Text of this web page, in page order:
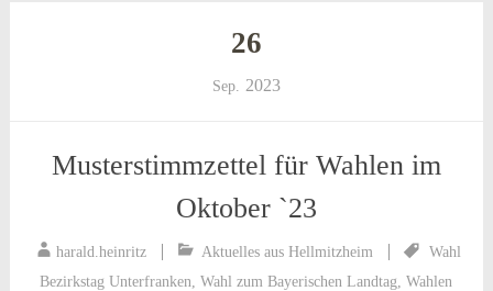
26
Sep. 2023
Musterstimmzettel für Wahlen im
Oktober `23
harald.heinritz Aktuelles aus Hellmitzheim
Wahl
Bezirkstag Unterfranken ,Wahl zum Bayerischen Landtag ,Wahlen